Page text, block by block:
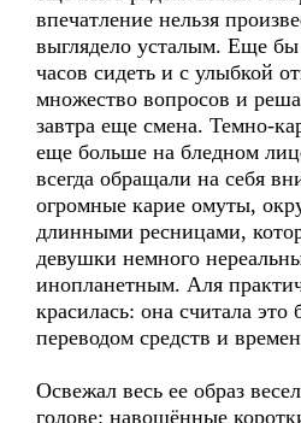
впечатление нельзя
выглядело усталым. Еще бы
часов сидеть и с улыбкой
множество вопросов и
завтра еще смена. Темно-
еще больше на бледном
всегда обращали на себя
огромные карие омуты,
длинными ресницами,
девушки немного
инопланетным. Аля
красилась: она считала это
переводом средств и
Освежал весь ее образ
голове: навощённые